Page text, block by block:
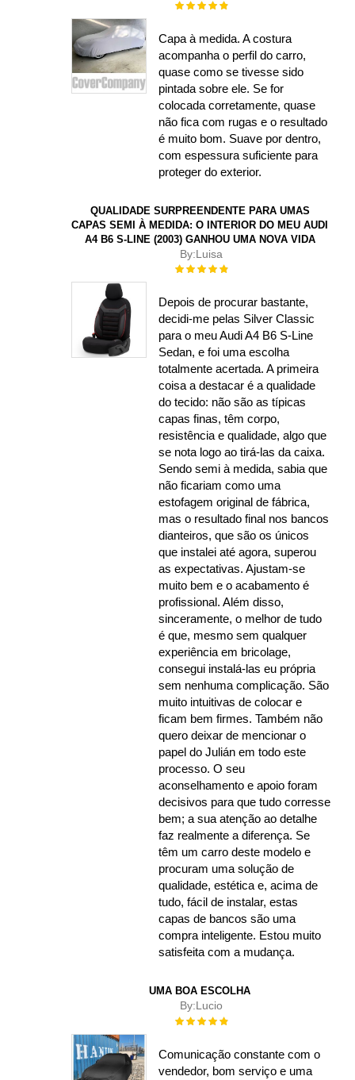
Rating:
Capa à medida. A costura
acompanha o perfil do carro,
quase como se tivesse sido
pintada sobre ele. Se for
colocada corretamente, quase
não fica com rugas e o resultado
é muito bom. Suave por dentro,
com espessura suficiente para
proteger do exterior.
QUALIDADE SURPREENDENTE PARA UMAS
CAPAS SEMI À MEDIDA: O INTERIOR DO MEU AUDI
A4 B6 S-LINE (2003) GANHOU UMA NOVA VIDA
By:Luisa
Rating:
Depois de procurar bastante,
decidi-me pelas Silver Classic
para o meu Audi A4 B6 S-Line
Sedan, e foi uma escolha
totalmente acertada. A primeira
coisa a destacar é a qualidade
do tecido: não são as típicas
capas finas, têm corpo,
resistência e qualidade, algo que
se nota logo ao tirá-las da caixa.
Sendo semi à medida, sabia que
não ficariam como uma
estofagem original de fábrica,
mas o resultado final nos bancos
dianteiros, que são os únicos
que instalei até agora, superou
as expectativas. Ajustam-se
muito bem e o acabamento é
profissional. Além disso,
sinceramente, o melhor de tudo
é que, mesmo sem qualquer
experiência em bricolage,
consegui instalá-las eu própria
sem nenhuma complicação. São
muito intuitivas de colocar e
ficam bem firmes. Também não
quero deixar de mencionar o
papel do Julián em todo este
processo. O seu
aconselhamento e apoio foram
decisivos para que tudo corresse
bem; a sua atenção ao detalhe
faz realmente a diferença. Se
têm um carro deste modelo e
procuram uma solução de
qualidade, estética e, acima de
tudo, fácil de instalar, estas
capas de bancos são uma
compra inteligente. Estou muito
satisfeita com a mudança.
UMA BOA ESCOLHA
By:Lucio
Rating:
Comunicação constante com o
vendedor, bom serviço e uma